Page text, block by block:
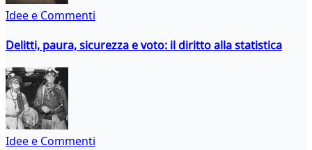
Idee e Commenti
Delitti, paura, sicurezza e voto: il diritto alla statistica
Idee e Commenti